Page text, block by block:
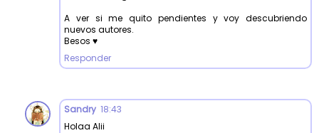
A ver si me quito pendientes y voy descubriendo
nuevos autores.
Besos ♥️
Responder
Sandry 18:43
Holaa Alii